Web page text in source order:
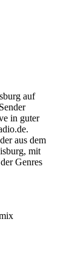
auf
in guter
aus dem
mit
Genres